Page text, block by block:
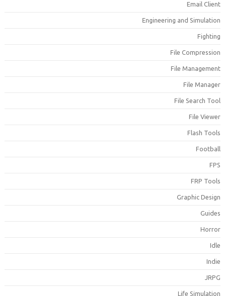
Email
Engineering and
File
File
File
File Search
File
Flash
FRP
Graphic
Life